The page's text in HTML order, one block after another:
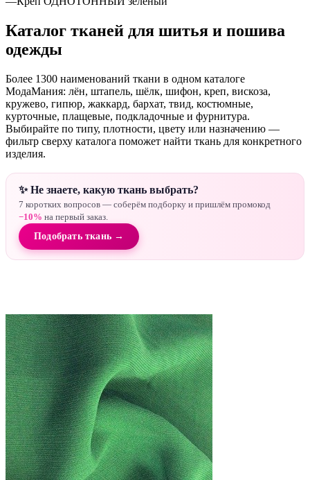
Каталог тканей для шитья и пошива
одежды
Более 1300 наименований ткани в одном каталоге
МодаМания: лён, штапель, шёлк, шифон, креп, вискоза,
кружево, гипюр, жаккард, бархат, твид, костюмные,
курточные, плащевые, подкладочные и фурнитура.
Выбирайте по типу, плотности, цвету или назначению —
фильтр сверху каталога поможет найти ткань для конкретного
изделия.
✨ Не знаете, какую ткань выбрать?
7 коротких вопросов — соберём подборку и пришлём промокод
−10% на первый заказ.
Подобрать ткань →